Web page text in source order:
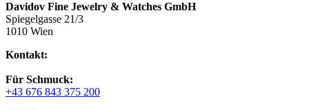
Davidov Fine Jewelry & Watches GmbH
Spiegelgasse 21/3
1010 Wien
Kontakt:
Für Schmuck:
+43 676 843 375 200